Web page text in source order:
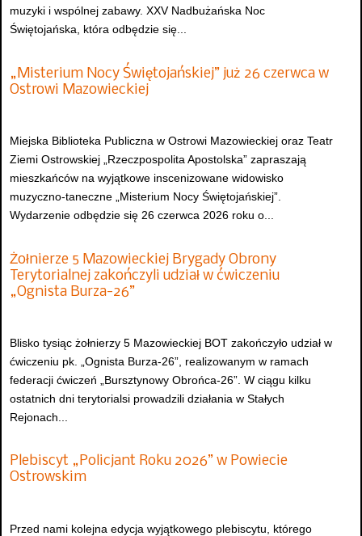
muzyki i wspólnej zabawy. XXV Nadbużańska Noc
Świętojańska, która odbędzie się...
„Misterium Nocy Świętojańskiej” już 26 czerwca w
Ostrowi Mazowieckiej
Miejska Biblioteka Publiczna w Ostrowi Mazowieckiej oraz Teatr
Ziemi Ostrowskiej „Rzeczpospolita Apostolska” zapraszają
mieszkańców na wyjątkowe inscenizowane widowisko
muzyczno-taneczne „Misterium Nocy Świętojańskiej”.
Wydarzenie odbędzie się 26 czerwca 2026 roku o...
Żołnierze 5 Mazowieckiej Brygady Obrony
Terytorialnej zakończyli udział w ćwiczeniu
„Ognista Burza-26”
Blisko tysiąc żołnierzy 5 Mazowieckiej BOT zakończyło udział w
ćwiczeniu pk. „Ognista Burza-26”, realizowanym w ramach
federacji ćwiczeń „Bursztynowy Obrońca-26”. W ciągu kilku
ostatnich dni terytorialsi prowadzili działania w Stałych
Rejonach...
Plebiscyt „Policjant Roku 2026” w Powiecie
Ostrowskim
Przed nami kolejna edycja wyjątkowego plebiscytu, którego